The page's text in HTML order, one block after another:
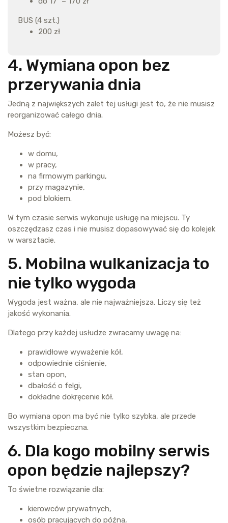
BUS (4 szt.)
200 zł
4. Wymiana opon bez
przerywania dnia
Jedną z największych zalet tej usługi jest to, że nie musisz
reorganizować całego dnia.
Możesz być:
w domu,
w pracy,
na firmowym parkingu,
przy magazynie,
pod blokiem.
W tym czasie serwis wykonuje usługę na miejscu. Ty
oszczędzasz czas i nie musisz dopasowywać się do kolejek
w warsztacie.
5. Mobilna wulkanizacja to
nie tylko wygoda
Wygoda jest ważna, ale nie najważniejsza. Liczy się też
jakość wykonania.
Dlatego przy każdej usłudze zwracamy uwagę na:
prawidłowe wyważenie kół,
odpowiednie ciśnienie,
stan opon,
dbałość o felgi,
dokładne dokręcenie kół.
Bo wymiana opon ma być nie tylko szybka, ale przede
wszystkim bezpieczna.
6. Dla kogo mobilny serwis
opon będzie najlepszy?
To świetne rozwiązanie dla:
kierowców prywatnych,
osób pracujących do późna,